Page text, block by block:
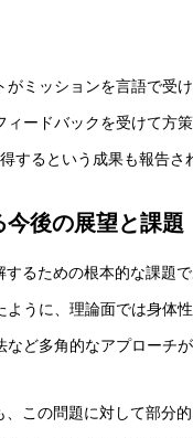
ミッションを言語で受
ードバックを受けて方
するという成果も報告さ
今後の展望と課題
るための根本的な課題
うに、理論面では身体
ど多角的なアプローチ
この問題に対して部分